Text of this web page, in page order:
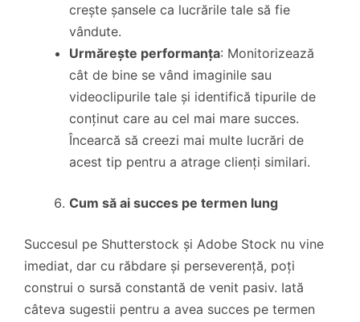
crește șansele ca lucrările tale să fie
vândute.
Urmărește performanța: Monitorizează
cât de bine se vând imaginile sau
videoclipurile tale și identifică tipurile de
conținut care au cel mai mare succes.
Încearcă să creezi mai multe lucrări de
acest tip pentru a atrage clienți similari.
Cum să ai succes pe termen lung
Succesul pe Shutterstock și Adobe Stock nu vine
imediat, dar cu răbdare și perseverență, poți
construi o sursă constantă de venit pasiv. Iată
câteva sugestii pentru a avea succes pe termen